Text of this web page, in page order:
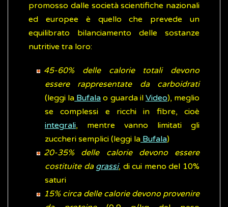
promosso dalle società scientifiche nazionali
ed europee è quello che prevede un
equilibrato bilanciamento delle sostanze
nutritive tra loro:
45-60% delle calorie totali devono
essere rappresentate da carboidrati
(leggi la Bufala o guarda il Video), meglio
se complessi e ricchi in fibre, cioè
integrali, mentre vanno limitati gli
zuccheri semplici (leggi la Bufala)
20-35% delle calorie devono essere
costituite da grassi, di cui meno del 10%
saturi
15% circa delle calorie devono provenire